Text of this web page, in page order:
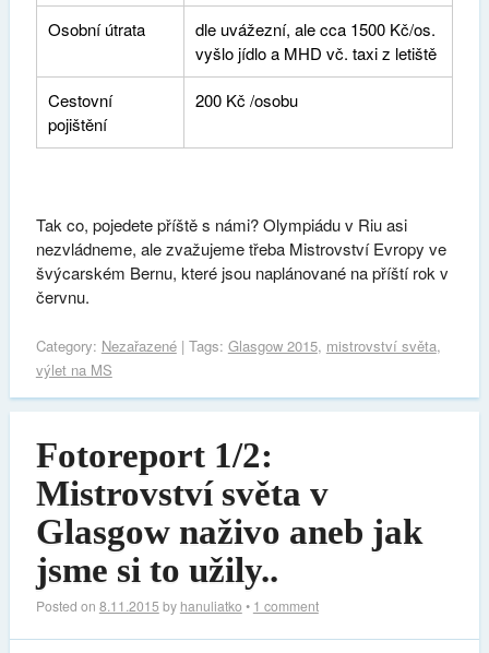
Osobní útrata
dle uvážezní, ale cca 1500 Kč/os.
vyšlo jídlo a MHD vč. taxi z letiště
Cestovní
pojištění
200 Kč /osobu
Tak co, pojedete příště s námi? Olympiádu v Riu asi
nezvládneme, ale zvažujeme třeba Mistrovství Evropy ve
švýcarském Bernu, které jsou naplánované na příští rok v
červnu.
Category: Nezařazené| Tags: Glasgow 2015, mistrovství světa,
výlet na MS
Fotoreport 1/2:
Mistrovství světa v
Glasgow naživo aneb jak
jsme si to užily..
Posted on 8.11.2015 by hanuliatko • 1 comment